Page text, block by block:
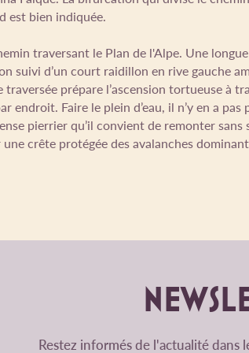
est bien indiquée.
traversant le Plan de l'Alpe. Une
suivi d’un court raidillon en rive gauche
prépare l’ascension tortueuse à
endroit. Faire le plein d’eau, il n’y en a pas
pierrier qu’il convient de remonter sans
crête protégée des avalanches
Restez informés de l'actualité dans